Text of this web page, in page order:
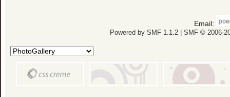
Email:
Powered by SMF 1.1.2| SMF © 2006-